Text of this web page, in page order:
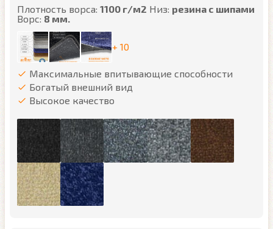
Плотность ворса: 1100 г/м2 Низ: резина с шипами
Ворс: 8 мм.
+ 10
Максимальные впитывающие способности
Богатый внешний вид
Высокое качество